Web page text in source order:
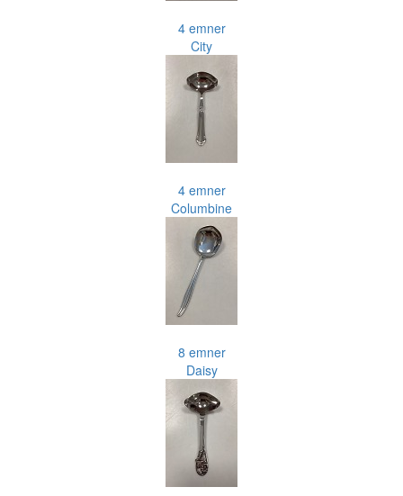
4 emner
City
4 emner
Columbine
8 emner
Daisy